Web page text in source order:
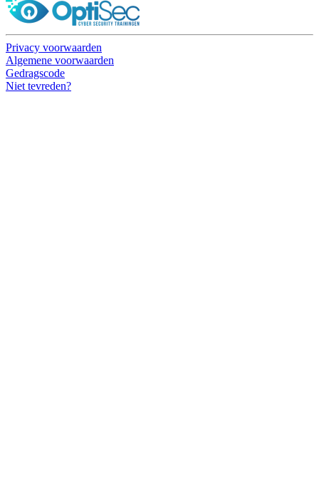
Privacy voorwaarden
Algemene voorwaarden
Gedragscode
Niet tevreden?